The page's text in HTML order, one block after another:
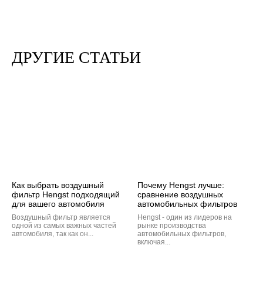
ДРУГИЕ СТАТЬИ
Как выбрать воздушный
фильтр Hengst подходящий
для вашего автомобиля
Воздушный фильтр является
одной из самых важных частей
автомобиля, так как он...
Почему Hengst лучше:
сравнение воздушных
автомобильных фильтров
Hengst - один из лидеров на
рынке производства
автомобильных фильтров,
включая...